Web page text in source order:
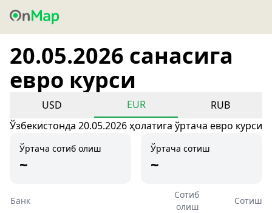
20.05.2026 санасига
евро курси
USD EUR
RUB
Ўзбекистонда 20.05.2026 ҳолатига ўртача евро курси
Ўртача сотиб олиш
~
Ўртача сотиш
~
Банк
Сотиб
олиш
Сотиш